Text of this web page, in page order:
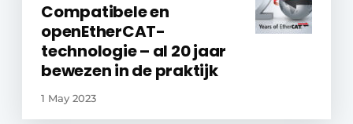
Compatibele en
openEtherCAT-
technologie – al 20 jaar
bewezen in de praktijk
1 May 2023